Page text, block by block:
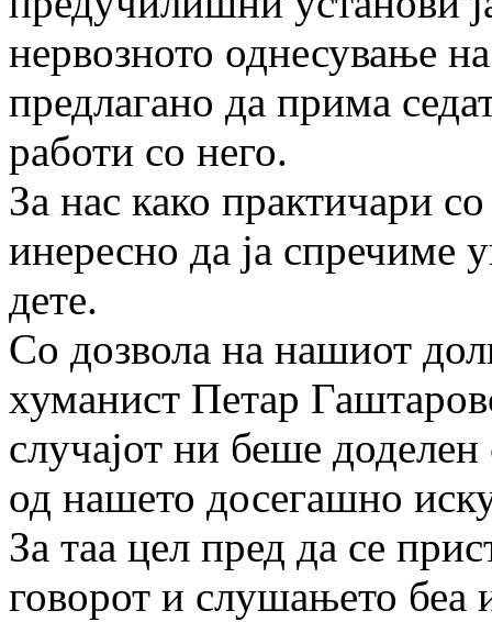
нервозното однесување
предлагано да прима
работи со него.
За нас како практичари
инересно да ја спречиме
дете.
Со дозвола на нашиот
хуманист Петар
случајот ни беше
од нашето досегашно
За таа цел пред да се
говорот и слушањето беа